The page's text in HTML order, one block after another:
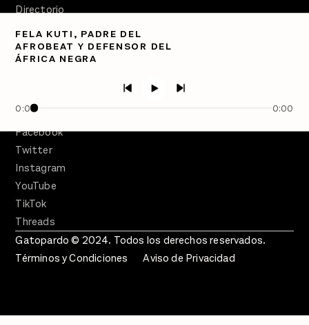
FELA KUTI, PADRE DEL
AFROBEAT Y DEFENSOR DEL
ÁFRICA NEGRA
0:00 0:00
Directorio
PÓDCASTS
Semanario Gatopardo
Facebook
Twitter
Instagram
YouTube
TikTok
Threads
Gatopardo © 2024. Todos los derechos reservados.
Términos y Condiciones
Aviso de Privacidad